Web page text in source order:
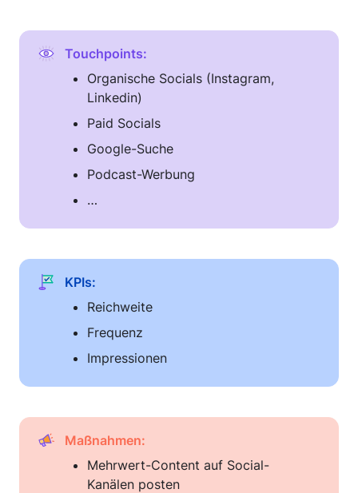
Touchpoints:
Organische Socials (Instagram,
Linkedin)
Paid Socials
Google-Suche
Podcast-Werbung
…
KPIs:
Reichweite
Frequenz
Impressionen
Maßnahmen:
Mehrwert-Content auf Social-
Kanälen posten